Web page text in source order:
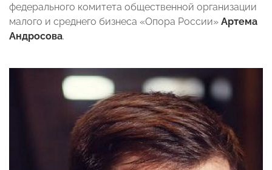
федерального комитета общественной организации
малого и среднего бизнеса «Опора России» Артема
Андросова.